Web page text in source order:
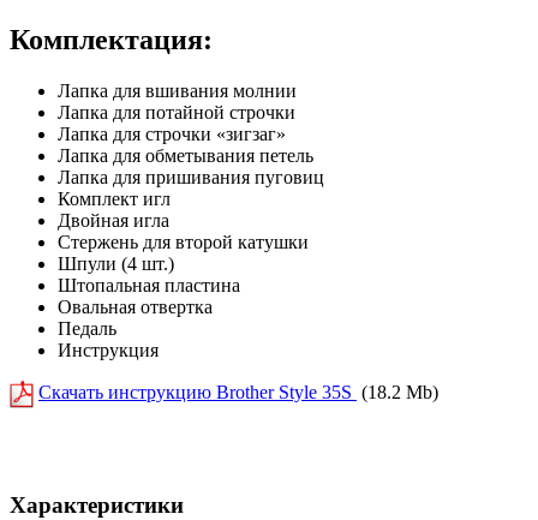
Комплектация:
Лапка для вшивания молнии
Лапка для потайной строчки
Лапка для строчки «зигзаг»
Лапка для обметывания петель
Лапка для пришивания пуговиц
Комплект игл
Двойная игла
Стержень для второй катушки
Шпули (4 шт.)
Штопальная пластина
Овальная отвертка
Педаль
Инструкция
Скачать инструкцию Brother Style 35S (18.2 Mb)
Характеристики